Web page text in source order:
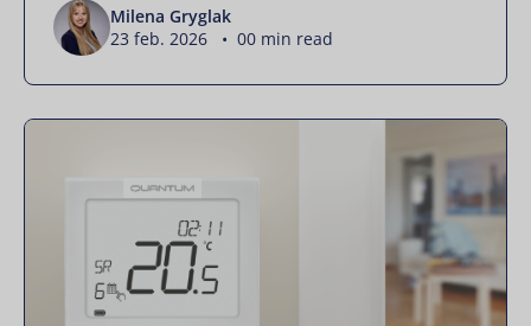
Milena Gryglak
23 feb. 2026 • 00 min read